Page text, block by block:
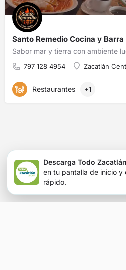
Santo Remedio Cocina y Barra
Sabor mar y tierra con ambiente
797 128 4954 Zacatlán
Restaurantes +1
Descarga Todo Zacatlán
en tu pantalla de inicio y
rápido.